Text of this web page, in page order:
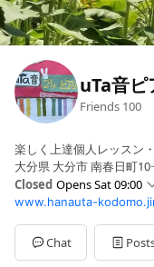
uTa音ピ
Friends 100
楽しく上達個人レッスン
大分県 大分市 南春日町
Closed Opens Sat 09:00
SunClosed
Mon14:30 - 19:00
Tue14:30 - 19:00
Wed14:30 - 19:00
www.hanauta-
Chat